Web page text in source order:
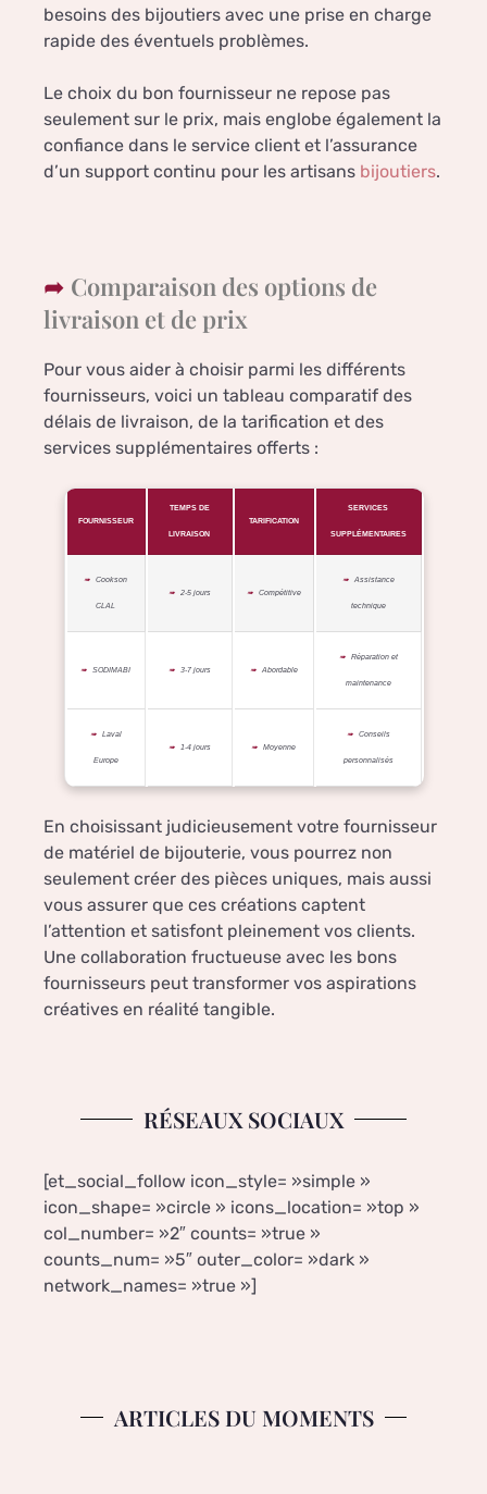
besoins des bijoutiers avec une prise en charge
rapide des éventuels problèmes.
Le choix du bon fournisseur ne repose pas
seulement sur le prix, mais englobe également la
confiance dans le service client et l’assurance
d’un support continu pour les artisans bijoutiers.
Comparaison des options de
livraison et de prix
Pour vous aider à choisir parmi les différents
fournisseurs, voici un tableau comparatif des
délais de livraison, de la tarification et des
services supplémentaires offerts :
FOURNISSEUR
TEMPS DE
LIVRAISON
TARIFICATION
SERVICES
SUPPLÉMENTAIRES
Cookson
CLAL
2-5 jours Compétitive
Assistance
technique
SODIMABI 3-7 jours Abordable
Réparation et
maintenance
Laval
Europe
1-4 jours Moyenne
Conseils
personnalisés
En choisissant judicieusement votre fournisseur
de matériel de bijouterie, vous pourrez non
seulement créer des pièces uniques, mais aussi
vous assurer que ces créations captent
l’attention et satisfont pleinement vos clients.
Une collaboration fructueuse avec les bons
fournisseurs peut transformer vos aspirations
créatives en réalité tangible.
RÉSEAUX SOCIAUX
[et_social_follow icon_style= »simple »
icon_shape= »circle » icons_location= »top »
col_number= »2″ counts= »true »
counts_num= »5″ outer_color= »dark »
network_names= »true »]
ARTICLES DU MOMENTS